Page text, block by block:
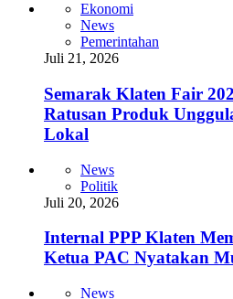
Ekonomi
News
Pemerintahan
Juli 21, 2026
Semarak Klaten Fair
Ratusan Produk
Lokal
News
Politik
Juli 20, 2026
Internal PPP Klaten
Ketua PAC Nyatakan
News